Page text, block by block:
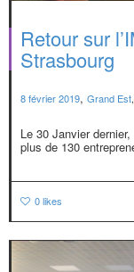
Retour sur
Strasbourg
8 février 2019, Grand Est,
Le 30 Janvier
plus de 130
0likes